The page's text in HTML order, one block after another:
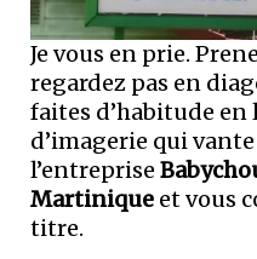
Je vous en prie.
regardez pas en
faites d’habitude
d’imagerie qui
l’entreprise
Martinique et vous
titre.